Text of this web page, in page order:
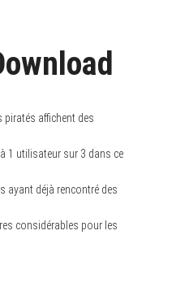
affichent des
1 utilisateur sur 3 dans ce
ayant déjà rencontré des
considérables pour les